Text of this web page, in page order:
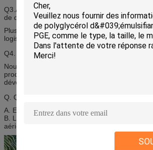
Q3.Are vous professionnel sur la légalisation
de documents d'exportation ?
Plus de 20 ans d'expérience, avec une pleine
logistique et service après-vente.
Q4. Pouvez-vous fournir des échantillons ?
Nous pouvons fournir les échantillons (500g
production libre et d'essai et soutenir
développer plus d'affaires ensemble.
Q. Quel est l'état de la livraison ?
A. EXW, GOUSSET, CAF, CFR
B. L'expédition peut être FCL mélangé, FCL,
aérienne, mode de transport de navire.